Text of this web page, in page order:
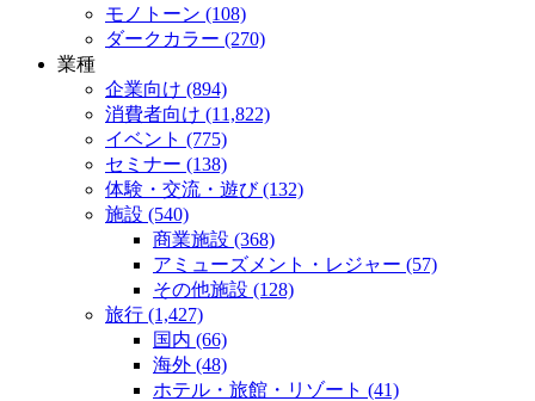
モノトーン (108)
ダークカラー (270)
業種
企業向け (894)
消費者向け (11,822)
イベント (775)
セミナー (138)
体験・交流・遊び (132)
施設 (540)
商業施設 (368)
アミューズメント・レジャー (57)
その他施設 (128)
旅行 (1,427)
国内 (66)
海外 (48)
ホテル・旅館・リゾート (41)